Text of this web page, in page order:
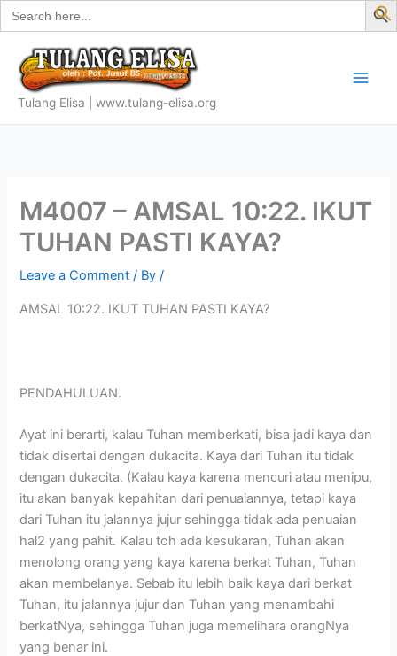
Search
for:
Skip
to
content
Tulang Elisa | www.tulang-elisa.org
M4007 – AMSAL 10:22. IKUT
TUHAN PASTI KAYA?
Leave a Comment / By/
AMSAL 10:22. IKUT TUHAN PASTI KAYA?
PENDAHULUAN.
Ayat ini berarti, kalau Tuhan memberkati, bisa jadi kaya dan
tidak disertai dengan dukacita. Kaya dari Tuhan itu tidak
dengan dukacita. (Kalau kaya karena mencuri atau menipu,
itu akan banyak kepahitan dari penuaiannya, tetapi kaya
dari Tuhan itu jalannya jujur sehingga tidak ada penuaian
hal2 yang pahit. Kalau toh ada kesukaran, Tuhan akan
menolong orang yang kaya karena berkat Tuhan, Tuhan
akan membelanya. Sebab itu lebih baik kaya dari berkat
Tuhan, itu jalannya jujur dan Tuhan yang menambahi
berkatNya, sehingga Tuhan juga memelihara orangNya
yang benar ini.